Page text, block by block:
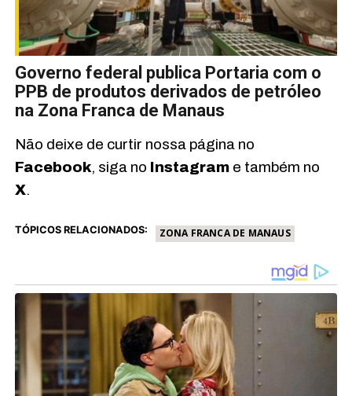
Governo federal publica Portaria com o
PPB de produtos derivados de petróleo
na Zona Franca de Manaus
Não deixe de curtir nossa página no
Facebook, siga no Instagrame também no
X.
TÓPICOS RELACIONADOS: ZONA FRANCA DE MANAUS